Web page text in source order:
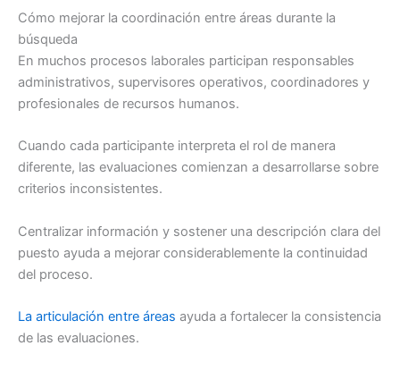
Cómo mejorar la coordinación entre áreas durante la
búsqueda
En muchos procesos laborales participan responsables
administrativos, supervisores operativos, coordinadores y
profesionales de recursos humanos.
Cuando cada participante interpreta el rol de manera
diferente, las evaluaciones comienzan a desarrollarse sobre
criterios inconsistentes.
Centralizar información y sostener una descripción clara del
puesto ayuda a mejorar considerablemente la continuidad
del proceso.
La articulación entre áreas ayuda a fortalecer la consistencia
de las evaluaciones.